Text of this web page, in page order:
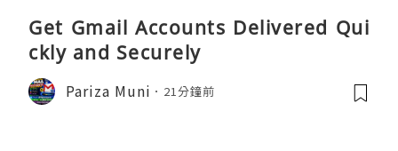
Get Gmail Accounts Delivered Qui
ckly and Securely
Pariza Muni 21分鐘前